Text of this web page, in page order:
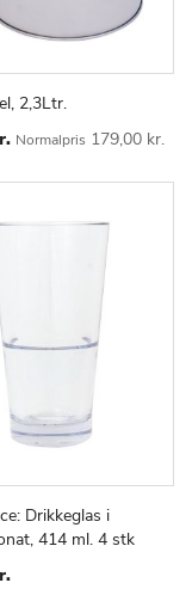
kurv
TIL
LISTE
2,3Ltr.
Normalpris 179,00 kr.
kurv
TILFØJ
TIL
Drikkeglas i
414 ml. 4 stk